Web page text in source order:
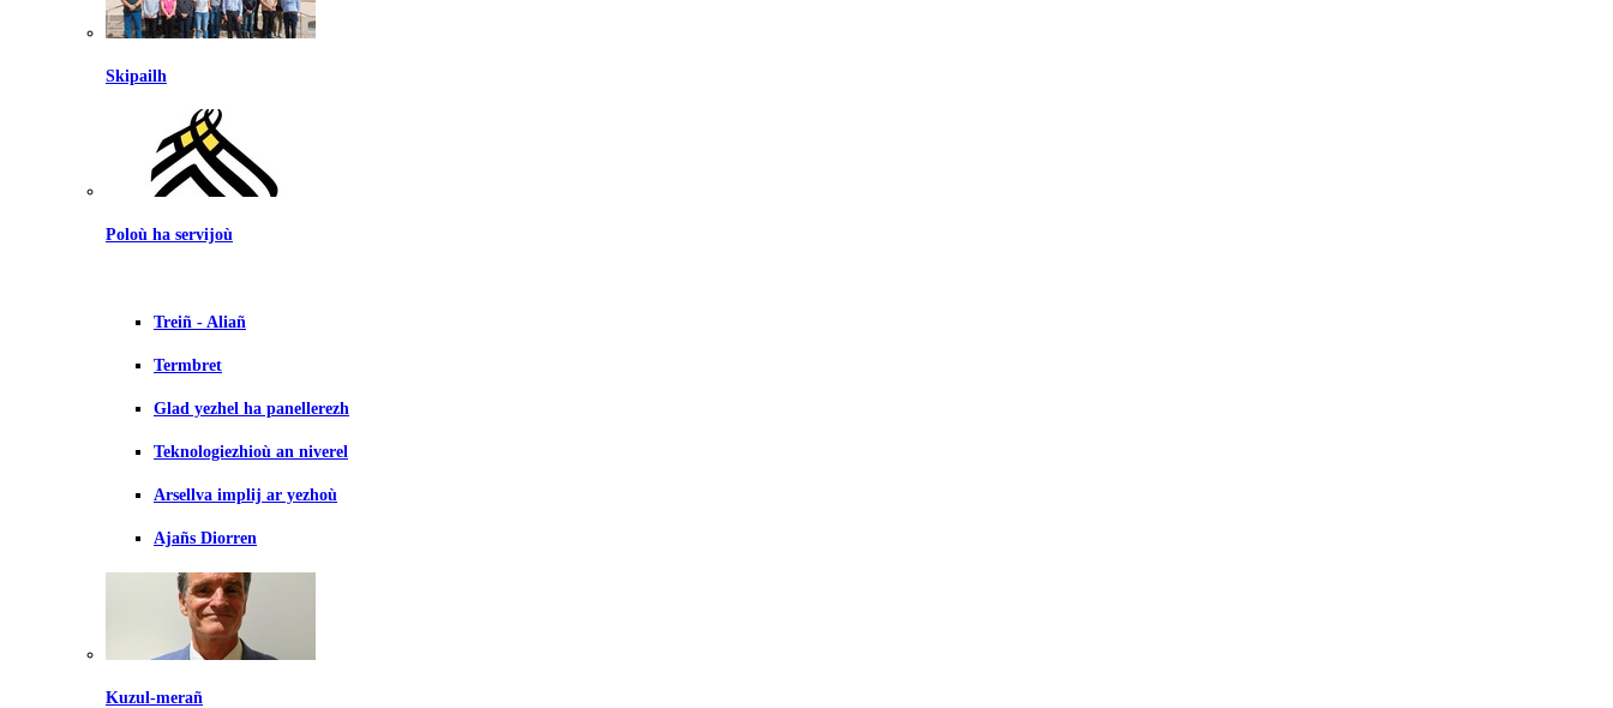
Skipailh
Poloù ha servijoù
Treiñ - Aliañ
Termbret
Glad yezhel ha panellerezh
Teknologiezhioù an niverel
Arsellva implij ar yezhoù
Ajañs Diorren
Kuzul-merañ